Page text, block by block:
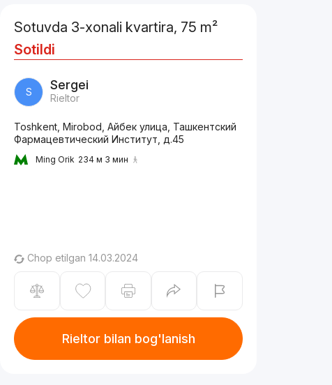
Sotuvda 3-xonali kvartira, 75 m²
Sotildi
S Sergei
Rieltor
Toshkent, Mirobod, Айбек улица, Ташкентский
Фармацевтический Институт, д.45
Ming Orik 234 м 3 мин
Chop etilgan 14.03.2024
Rieltor bilan bog'lanish